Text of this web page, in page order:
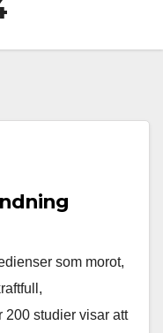
som morot,
200 studier visar att